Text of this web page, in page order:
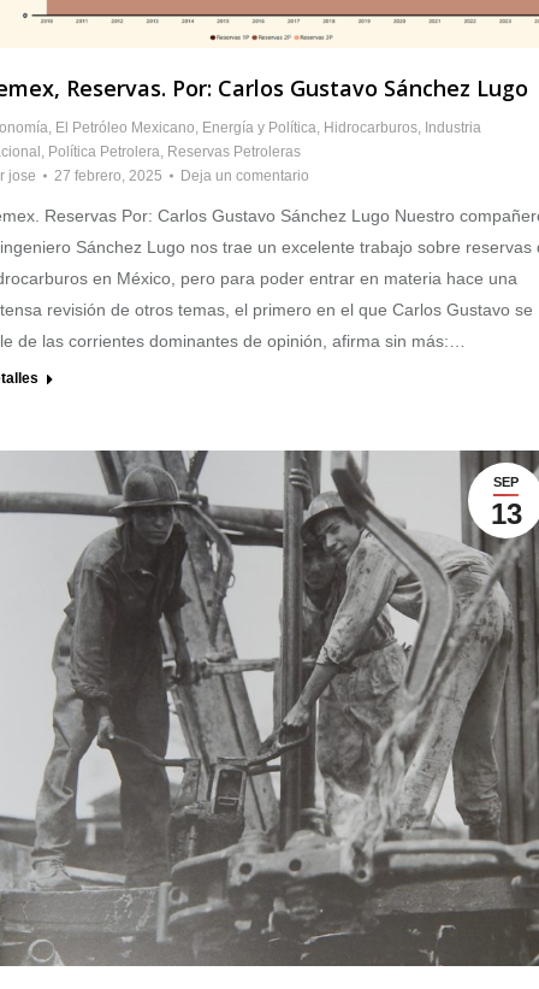
Reservas. Por: Carlos Gustavo Sánchez Lugo
, El Petróleo Mexicano, Energía y Política, Hidrocarburos, Industria
, Política Petrolera, Reservas Petroleras
jose 27 febrero, 2025 Deja un comentario
Reservas Por: Carlos Gustavo Sánchez Lugo Nuestro
Sánchez Lugo nos trae un excelente trabajo sobre reservas
en México, pero para poder entrar en materia hace una
revisión de otros temas, el primero en el que Carlos Gustavo se
de las corrientes dominantes de opinión, afirma sin más:…
SEP
13